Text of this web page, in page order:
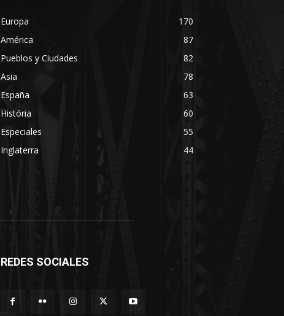
Europa
170
América
87
Pueblos y Ciudades
82
Asia
78
España
63
História
60
Especiales
55
Inglaterra
44
REDES SOCIALES